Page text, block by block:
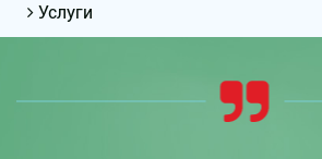
Услуги